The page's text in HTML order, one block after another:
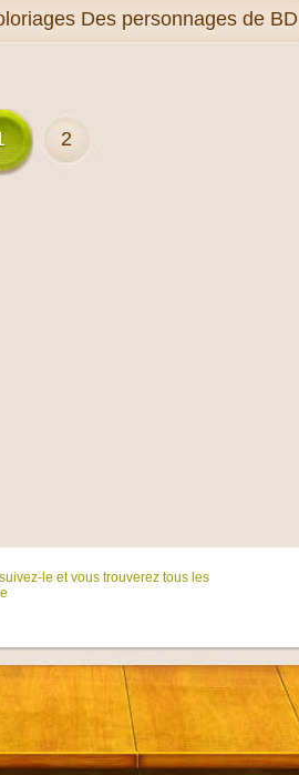
Des personnages de BD
2
le et vous trouverez tous les